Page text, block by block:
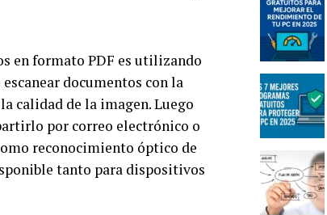
en formato PDF es utilizando
documentos con la
calidad de la imagen. Luego
por correo electrónico o
reconocimiento óptico de
tanto para dispositivos